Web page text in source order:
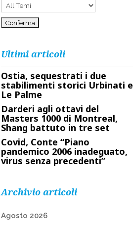
Ultimi articoli
Ostia, sequestrati i due
stabilimenti storici Urbinati e
Le Palme
Darderi agli ottavi del
Masters 1000 di Montreal,
Shang battuto in tre set
Covid, Conte “Piano
pandemico 2006 inadeguato,
virus senza precedenti”
Archivio articoli
Agosto 2026